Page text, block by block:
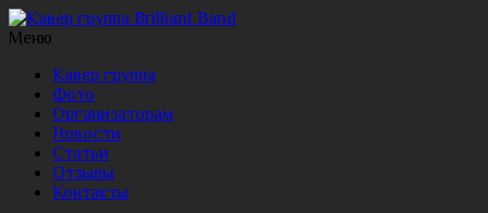
Меню
Кавер группа
Фото
Организаторам
Новости
Статьи
Отзывы
Контакты